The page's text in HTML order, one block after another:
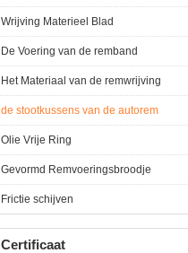
Wrijving Materieel Blad
De Voering van de remband
Het Materiaal van de remwrijving
de stootkussens van de autorem
Olie Vrije Ring
Gevormd Remvoeringsbroodje
Frictie schijven
Certificaat